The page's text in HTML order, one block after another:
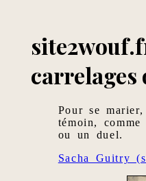
carrelages
Pour se
témoin,
ou un duel.
Sacha Guitry